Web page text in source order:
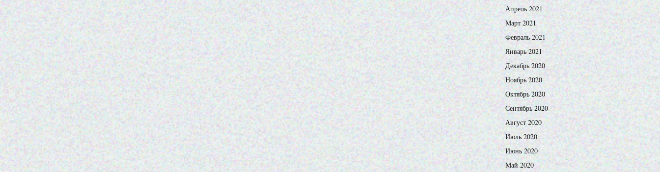
Апрель 2021
Март 2021
Февраль 2021
Январь 2021
Декабрь 2020
Ноябрь 2020
Октябрь 2020
Сентябрь 2020
Август 2020
Июль 2020
Июнь 2020
Май 2020